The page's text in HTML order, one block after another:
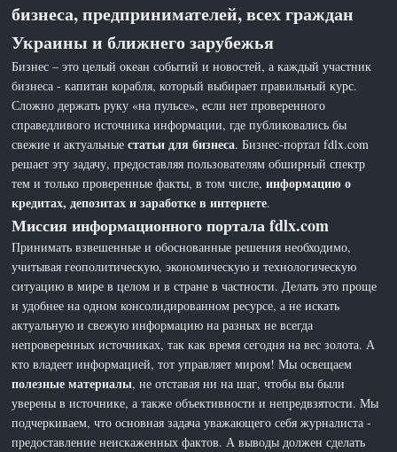
бизнеса, предпринимателей, всех граждан
Украины и ближнего зарубежья
Бизнес – это целый океан событий и новостей, а каждый участник
бизнеса - капитан корабля, который выбирает правильный курс.
Сложно держать руку «на пульсе», если нет проверенного
справедливого источника информации, где публиковались бы
свежие и актуальныестатьи для бизнеса. Бизнес-портал fdlx.com
решает эту задачу, предоставляя пользователям обширный спектр
тем и только проверенные факты, в том числе,информацию о
кредитах, депозитах и заработке в интернете.
Миссия информационного портала fdlx.com
Принимать взвешенные и обоснованные решения необходимо,
учитывая геополитическую, экономическую и технологическую
ситуацию в мире в целом и в стране в частности. Делать это проще
и удобнее на одном консолидированном ресурсе, а не искать
актуальную и свежую информацию на разных не всегда
непроверенных источниках, так как время сегодня на вес золота. А
кто владеет информацией, тот управляет миром! Мы освещаем
полезные материалы, не отставая ни на шаг, чтобы вы были
уверены в источнике, а также объективности и непредвзятости. Мы
подчеркиваем, что основная задача уважающего себя журналиста -
предоставление неискаженных фактов. А выводы должен сделать